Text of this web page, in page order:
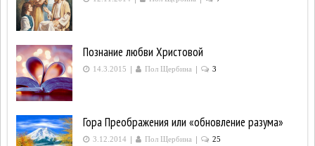
Познание любви Христовой
14.3.2015 | Пол Щербина | 3
Гора Преображения или «обновление разума»
3.12.2014 | Пол Щербина | 25